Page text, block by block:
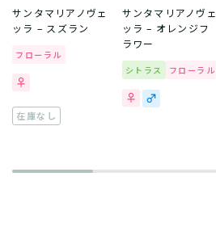
サンタマリアノヴェ
ッラ – スズラン
フローラル
在庫なし
サンタマリアノヴェ
ッラ – オレンジフ
ラワー
シトラス フローラル